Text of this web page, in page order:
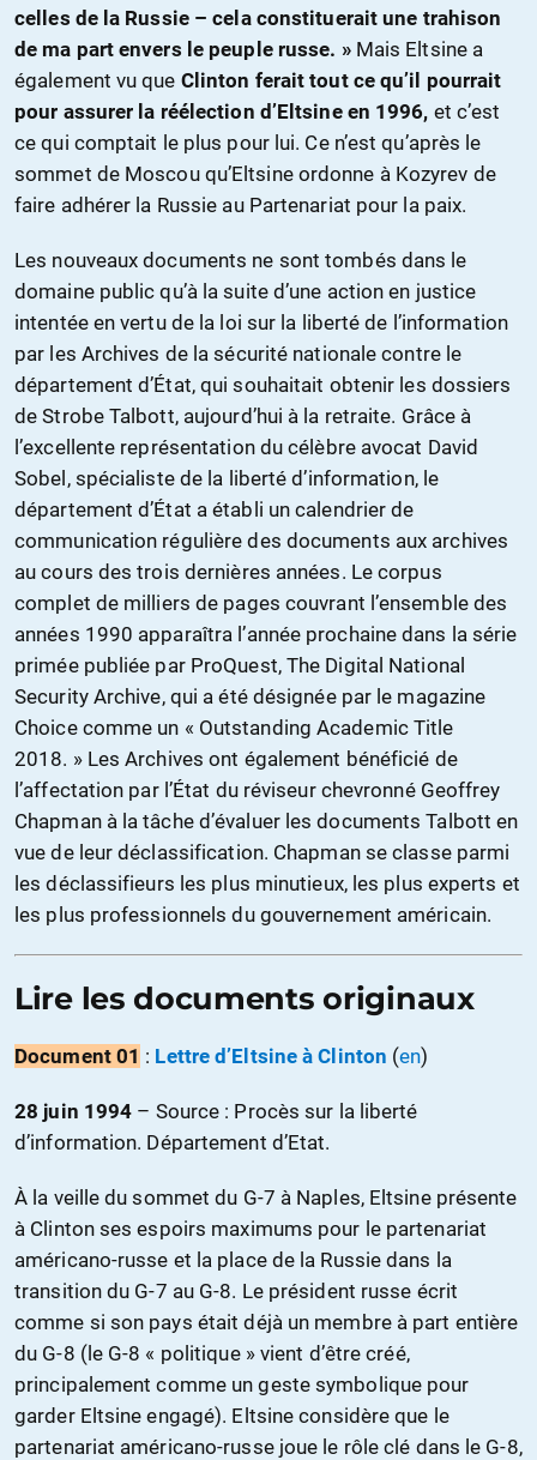
celles de la Russie – cela constituerait une trahison
de ma part envers le peuple russe. »Mais Eltsine a
également vu que Clinton ferait tout ce qu’il pourrait
pour assurer la réélection d’Eltsine en 1996, et c’est
ce qui comptait le plus pour lui. Ce n’est qu’après le
sommet de Moscou qu’Eltsine ordonne à Kozyrev de
faire adhérer la Russie au Partenariat pour la paix.
Les nouveaux documents ne sont tombés dans le
domaine public qu’à la suite d’une action en justice
intentée en vertu de la loi sur la liberté de l’information
par les Archives de la sécurité nationale contre le
département d’État, qui souhaitait obtenir les dossiers
de Strobe Talbott, aujourd’hui à la retraite. Grâce à
l’excellente représentation du célèbre avocat David
Sobel, spécialiste de la liberté d’information, le
département d’État a établi un calendrier de
communication régulière des documents aux archives
au cours des trois dernières années. Le corpus
complet de milliers de pages couvrant l’ensemble des
années 1990 apparaîtra l’année prochaine dans la série
primée publiée par ProQuest, The Digital National
Security Archive, qui a été désignée par le magazine
Choice comme un « Outstanding Academic Title
2018. » Les Archives ont également bénéficié de
l’affectation par l’État du réviseur chevronné Geoffrey
Chapman à la tâche d’évaluer les documents Talbott en
vue de leur déclassification. Chapman se classe parmi
les déclassifieurs les plus minutieux, les plus experts et
les plus professionnels du gouvernement américain.
Lire les documents originaux
Document 01 : Lettre d’Eltsine à Clinton (en)
28 juin 1994 – Source : Procès sur la liberté
d’information. Département d’Etat.
À la veille du sommet du G-7 à Naples, Eltsine présente
à Clinton ses espoirs maximums pour le partenariat
américano-russe et la place de la Russie dans la
transition du G-7 au G-8. Le président russe écrit
comme si son pays était déjà un membre à part entière
du G-8 (le G-8 « politique » vient d’être créé,
principalement comme un geste symbolique pour
garder Eltsine engagé). Eltsine considère que le
partenariat américano-russe joue le rôle clé dans le G-8,